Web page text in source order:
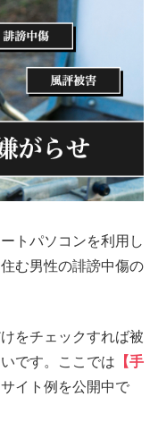
トパソコンを利用し
む男性の誹謗中傷の
をチェックすれば被
です。ここでは 【手
イト例を公開中で